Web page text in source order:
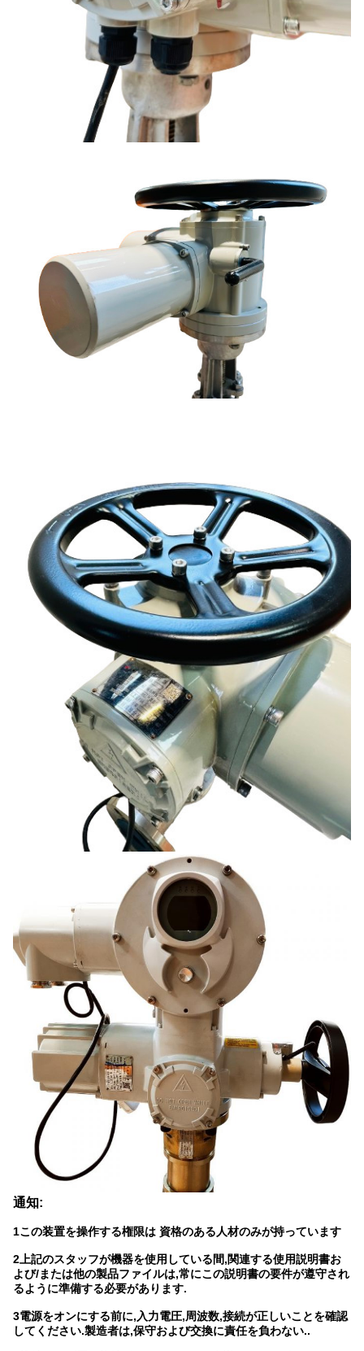
通知:
1この装置を操作する権限は 資格のある人材のみが持っています
2上記のスタッフが機器を使用している間,関連する使用説明書お
よび/または他の製品ファイルは,常にこの説明書の要件が遵守され
るように準備する必要があります.
3電源をオンにする前に,入力電圧,周波数,接続が正しいことを確認
してください.製造者は,保守および交換に責任を負わない..